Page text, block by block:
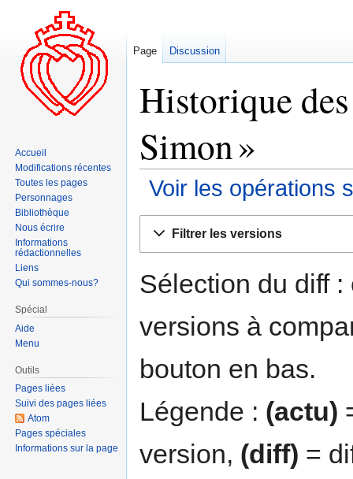
Historique
Simon »
Voir les opérations
navigation
recherche
Filtrer les versions
Sélection du diff
versions à
bouton en bas.
Légende : (actu)
version, (diff) =
Page Discussion
Accueil
Modifications récentes
Toutes les pages
Personnages
Bibliothèque
Nous écrire
Informations
rédactionnelles
Liens
Qui sommes-nous?
Spécial
Aide
Menu
Outils
Pages liées
Suivi des pages liées
Atom
Pages spéciales
Informations sur la page